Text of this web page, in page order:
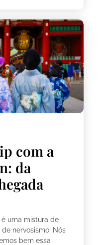
com a
da
uma mistura de
nervosismo. Nós
bem essa